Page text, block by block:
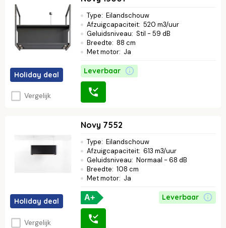
Holiday deal
Vergelijk
Type: Eilandschouw
Afzuigcapaciteit: 520 m3/uur
Geluidsniveau: Stil - 59 dB
Breedte: 88 cm
Met motor: Ja
Leverbaar
Holiday deal
Vergelijk
Novy 7552
Type: Eilandschouw
Afzuigcapaciteit: 613 m3/uur
Geluidsniveau: Normaal - 68 dB
Breedte: 108 cm
Met motor: Ja
A+ Leverbaar